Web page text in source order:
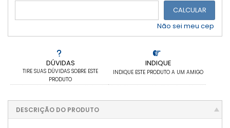
DÚVIDAS
TIRE SUAS DÚVIDAS SOBRE ESTE
PRODUTO
INDIQUE
INDIQUE ESTE PRODUTO A UM AMIGO
CALCULAR
Não sei meu cep
DESCRIÇÃO DO PRODUTO